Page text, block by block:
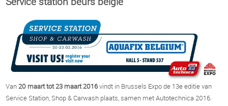
Van 20 maart tot 23 maart 2016vindt in Brussels Expo de 13e editie van
Service Station, Shop & Carwash plaats, samen met Autotechnica 2016.